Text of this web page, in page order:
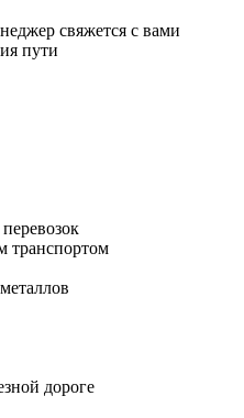
свяжется с вами
пути
транспортом
дороге